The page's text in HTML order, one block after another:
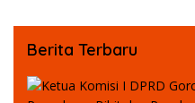
Berita Terbaru